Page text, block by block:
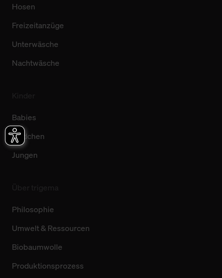
Hosen
Freizeitanzüge
Unterwäsche
Nachtwäsche
Babies
Mädchen
Jungen
Philosophie
Umwelt & Ressourcen
Biobaumwolle
Produktionsprozess